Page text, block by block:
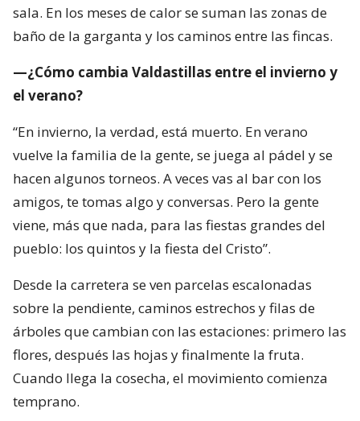
sala. En los meses de calor se suman las zonas de
baño de la garganta y los caminos entre las fincas.
—¿Cómo cambia Valdastillas entre el invierno y
el verano?
“En invierno, la verdad, está muerto. En verano
vuelve la familia de la gente, se juega al pádel y se
hacen algunos torneos. A veces vas al bar con los
amigos, te tomas algo y conversas. Pero la gente
viene, más que nada, para las fiestas grandes del
pueblo: los quintos y la fiesta del Cristo”.
Desde la carretera se ven parcelas escalonadas
sobre la pendiente, caminos estrechos y filas de
árboles que cambian con las estaciones: primero las
flores, después las hojas y finalmente la fruta.
Cuando llega la cosecha, el movimiento comienza
temprano.